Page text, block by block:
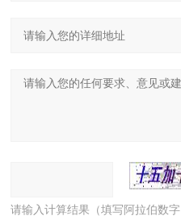
请输入计算结果（填写阿拉伯数